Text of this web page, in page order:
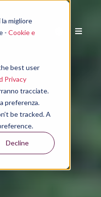
migliore
- Cookie e
best user
Privacy
tracciate.
preferenza.
be tracked. A
Decline